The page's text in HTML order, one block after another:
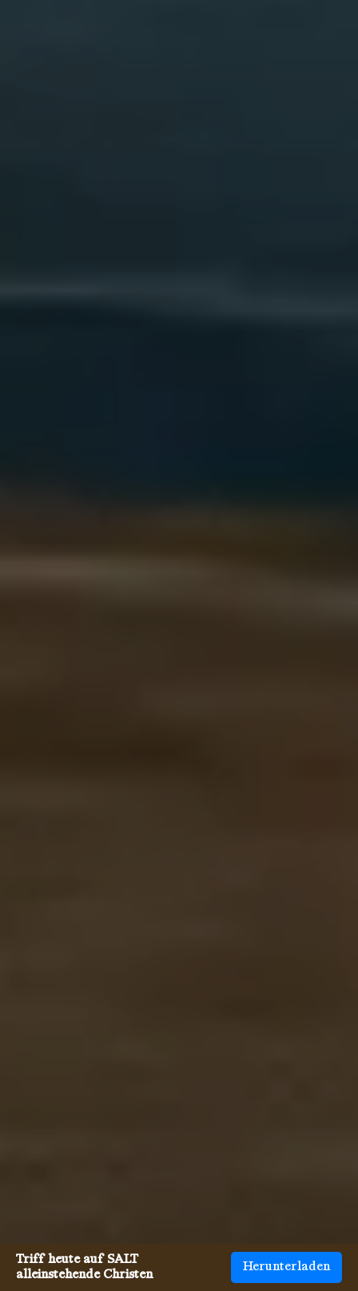
Triff heute auf SALT
alleinstehende Christen
Herunterladen